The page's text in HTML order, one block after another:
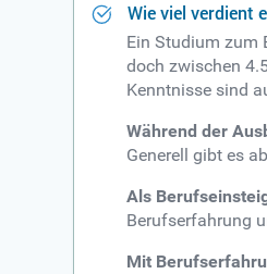
Wie viel verdient
Ein Studium zum
doch zwischen
Kenntnisse sind
Während der
Generell gibt es
Als
Berufserfahrung
Mit